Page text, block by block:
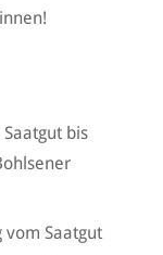
bis
vom Saatgut